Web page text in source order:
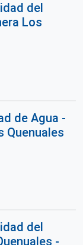
del
Los
de Agua -
Quenuales
del
-